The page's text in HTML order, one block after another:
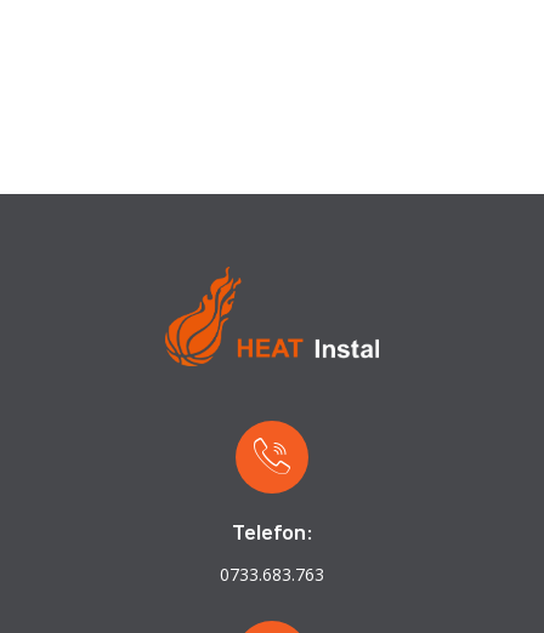
Telefon:
0733.683.763